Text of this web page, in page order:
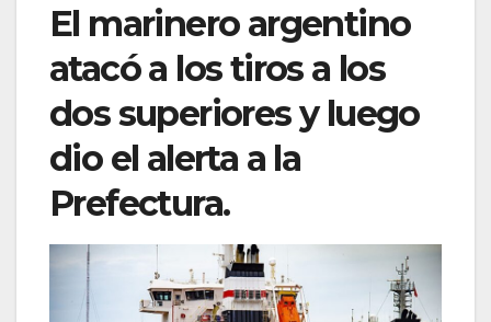
El marinero argentino
atacó a los tiros a los
dos superiores y luego
dio el alerta a la
Prefectura.